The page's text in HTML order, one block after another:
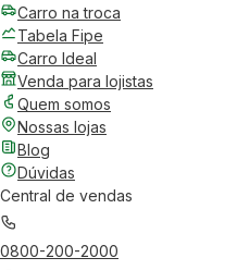
Carro na troca
Tabela Fipe
Carro Ideal
Venda para lojistas
Quem somos
Nossas lojas
Blog
Dúvidas
Central de vendas
0800-200-2000